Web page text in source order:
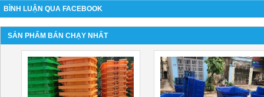
BÌNH LUẬN QUA FACEBOOK
SẢN PHẨM BÁN CHẠY NHẤT